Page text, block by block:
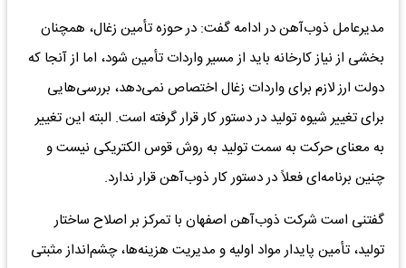
مدیرعامل ذوب‌آهن در ادامه گفت: در حوزه تأمین زغال، همچنان
بخشی از نیاز کارخانه باید از مسیر واردات تأمین شود، اما از آنجا که
دولت ارز لازم برای واردات زغال اختصاص نمی‌دهد، بررسی‌هایی
برای تغییر شیوه تولید در دستور کار قرار گرفته است. البته این تغییر
به معنای حرکت به سمت تولید به روش قوس الکتریکی نیست و
چنین برنامه‌ای فعلاً در دستور کار ذوب‌آهن قرار ندارد.
گفتنی است شرکت ذوب‌آهن اصفهان با تمرکز بر اصلاح ساختار
تولید، تأمین پایدار مواد اولیه و مدیریت هزینه‌ها، چشم‌انداز مثبتی